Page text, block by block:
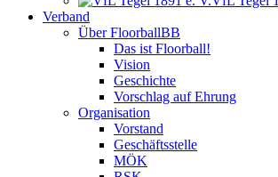
Verband
Über FloorballBB
Das ist Floorball!
Vision
Geschichte
Vorschlag auf Ehrung
Organisation
Vorstand
Geschäftsstelle
MÖK